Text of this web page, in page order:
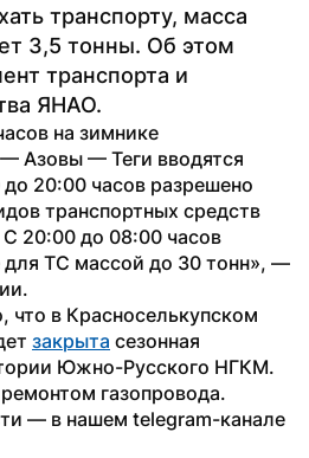
транспорту, масса
3,5 тонны. Об этом
транспорта и
ЯНАО.
на зимнике
Азовы — Теги вводятся
20:00 часов разрешено
транспортных средств
20:00 до 08:00 часов
ТС массой до 30 тонн», —
что в Красноселькупском
закрыта сезонная
Южно-Русского НГКМ.
газопровода.
— в нашем telegram-канале